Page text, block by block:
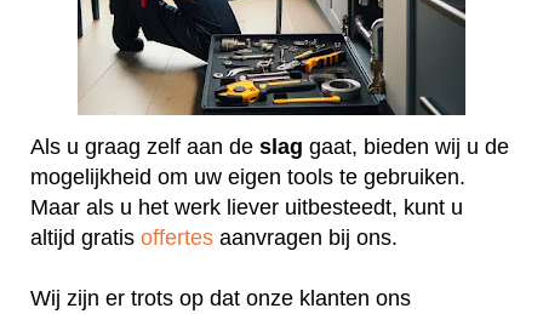
Als u graag zelf aan de slag gaat, bieden wij u de
mogelijkheid om uw eigen tools te gebruiken.
Maar als u het werk liever uitbesteedt, kunt u
altijd gratis offertes aanvragen bij ons.
Wij zijn er trots op dat onze klanten ons